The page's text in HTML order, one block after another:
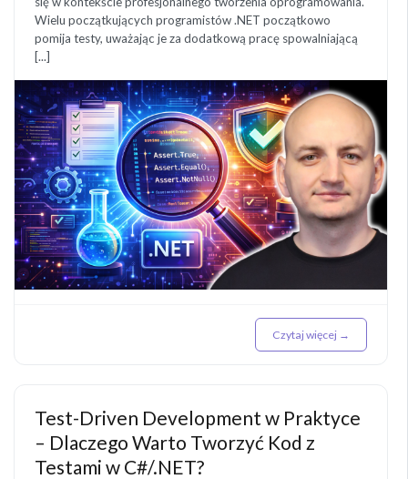
Wielu początkujących programistów .NET początkowo
pomija testy, uważając je za dodatkową pracę spowalniającą
[...]
Czytaj więcej →
Test-Driven Development w Praktyce
– Dlaczego Warto Tworzyć Kod z
Testami w C#/.NET?